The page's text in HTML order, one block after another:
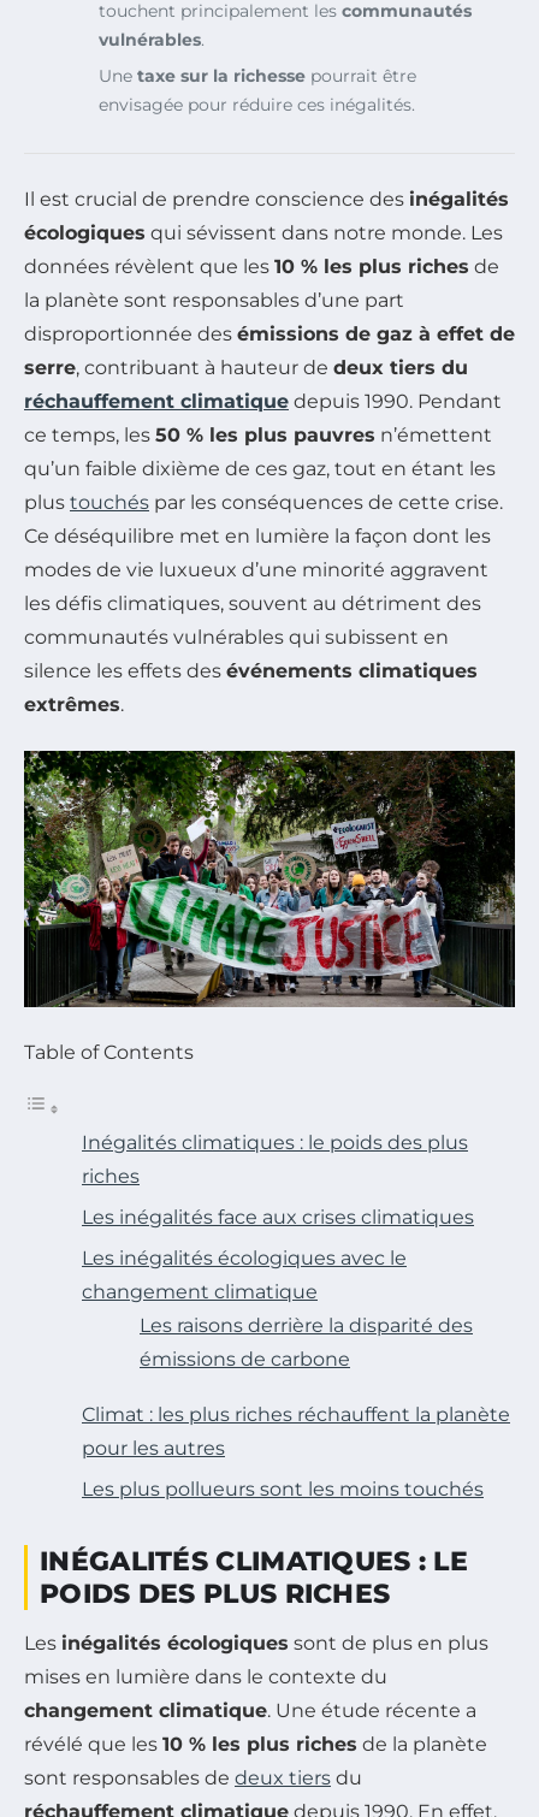
touchent principalement les communautés
vulnérables.
Une taxe sur la richesse pourrait être
envisagée pour réduire ces inégalités.
Il est crucial de prendre conscience des inégalités
écologiques qui sévissent dans notre monde. Les
données révèlent que les 10 % les plus riches de
la planète sont responsables d’une part
disproportionnée des émissions de gaz à effet de
serre, contribuant à hauteur de deux tiers du
réchauffement climatique depuis 1990. Pendant
ce temps, les 50 % les plus pauvres n’émettent
qu’un faible dixième de ces gaz, tout en étant les
plus touchés par les conséquences de cette crise.
Ce déséquilibre met en lumière la façon dont les
modes de vie luxueux d’une minorité aggravent
les défis climatiques, souvent au détriment des
communautés vulnérables qui subissent en
silence les effets des événements climatiques
extrêmes.
Table of Contents
Inégalités climatiques : le poids des plus
riches
Les inégalités face aux crises climatiques
Les inégalités écologiques avec le
changement climatique
Les raisons derrière la disparité des
émissions de carbone
Climat : les plus riches réchauffent la planète
pour les autres
Les plus pollueurs sont les moins touchés
INÉGALITÉS CLIMATIQUES : LE
POIDS DES PLUS RICHES
Les inégalités écologiques sont de plus en plus
mises en lumière dans le contexte du
changement climatique. Une étude récente a
révélé que les 10 % les plus riches de la planète
sont responsables de deux tiers du
réchauffement climatique depuis 1990. En effet,